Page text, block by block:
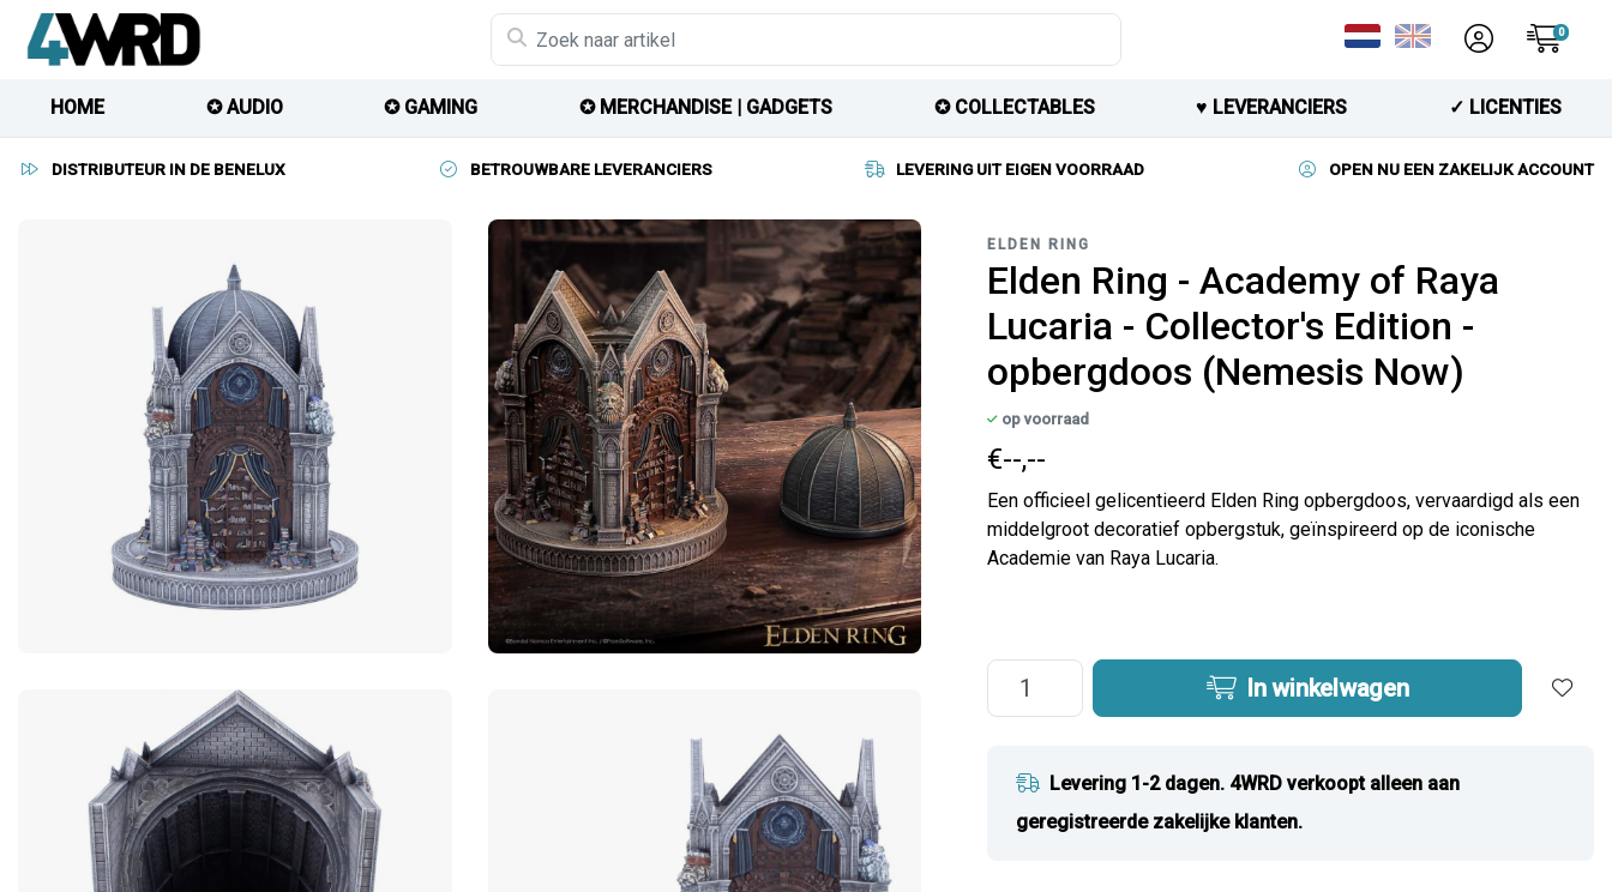
0
HOME ✪ AUDIO ✪ GAMING ✪ MERCHANDISE | GADGETS ✪ COLLECTABLES ♥︎ LEVERANCIERS ✓ LICENTIES
DISTRIBUTEUR IN DE BENELUX BETROUWBARE LEVERANCIERS LEVERING UIT EIGEN VOORRAAD OPEN NU EEN ZAKELIJK ACCOUNT
ELDEN RING
Elden Ring - Academy of Raya
Lucaria - Collector's Edition -
opbergdoos (Nemesis Now)
op voorraad
€--,--
Een officieel gelicentieerd Elden Ring opbergdoos, vervaardigd als een
middelgroot decoratief opbergstuk, geïnspireerd op de iconische
Academie van Raya Lucaria.
In winkelwagen
Levering 1-2 dagen. 4WRD verkoopt alleen aan
geregistreerde zakelijke klanten.